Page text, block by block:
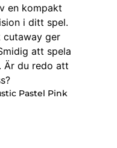
Pastel Pink